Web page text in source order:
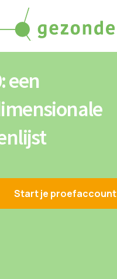
een
Start je proefaccount